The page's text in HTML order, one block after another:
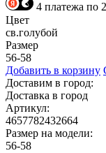
4 платежа по
Цвет
св.голубой
Размер
56-58
Добавить в корзину
Доставим в город:
Доставка в город
Артикул:
4657782432664
Размер на модели:
56-58